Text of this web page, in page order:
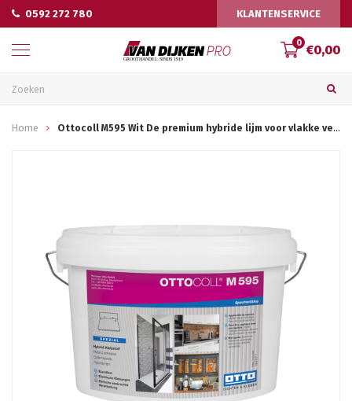
0592 272 780 KLANTENSERVICE
0 €0,00
Home Ottocoll M595 Wit De premium hybride lijm voor vlakke verlijmingen